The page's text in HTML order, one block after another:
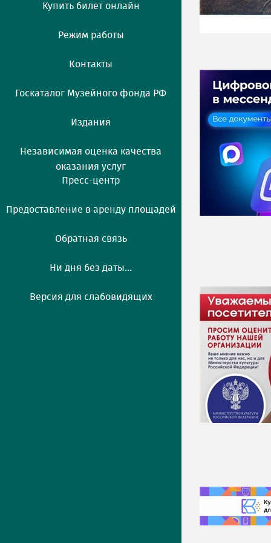
Купить билет онлайн
Режим работы
Контакты
Госкаталог Музейного фонда РФ
Издания
Независимая оценка качества
оказания услуг
Пресс-центр
Предоставление в аренду площадей
Обратная связь
Ни дня без даты...
Версия для слабовидящих